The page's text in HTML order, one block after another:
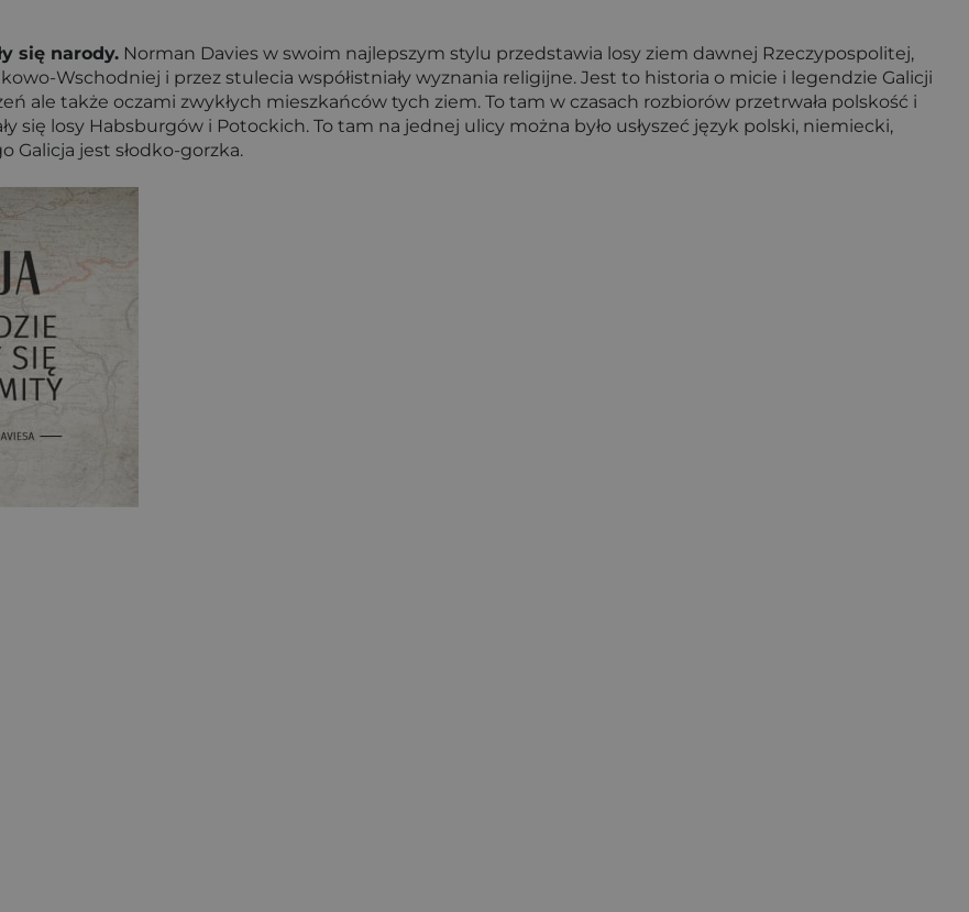
się narody. Norman Davies w swoim najlepszym stylu przedstawia losy ziem dawnej Rzeczypospolitej,
Wschodniej i przez stulecia współistniały wyznania religijne. Jest to historia o micie i legendzie Galicji
ale także oczami zwykłych mieszkańców tych ziem. To tam w czasach rozbiorów przetrwała polskość i
się losy Habsburgów i Potockich. To tam na jednej ulicy można było usłyszeć język polski, niemiecki,
Galicja jest słodko-gorzka.